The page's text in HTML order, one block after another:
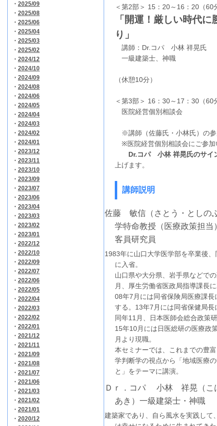
・ 2025/09
・ 2025/08
・ 2025/06
・ 2025/04
・ 2025/03
・ 2025/02
・ 2024/12
・ 2024/10
・ 2024/09
・ 2024/08
・ 2024/06
・ 2024/05
・ 2024/04
・ 2024/03
・ 2024/02
・ 2024/01
・ 2023/12
・ 2023/11
・ 2023/10
・ 2023/09
・ 2023/07
・ 2023/06
・ 2023/04
・ 2023/03
・ 2023/02
・ 2023/01
・ 2022/12
・ 2022/10
・ 2022/09
・ 2022/07
・ 2022/06
・ 2022/05
・ 2022/04
・ 2022/03
・ 2022/02
・ 2022/01
・ 2021/12
・ 2021/11
・ 2021/09
・ 2021/08
・ 2021/07
・ 2021/06
・ 2021/03
・ 2021/02
・ 2021/01
・ 2020/12
＜第2部＞ 15：20～16：20（60
「開運！厳しい時代
り」
講師：Dr.コパ 小林 祥晃氏
一級建築士、神職
（休憩10分）
＜第3部＞ 16：30～17：30（60
医院経営個別相談会
※講師（佐藤氏・小林氏）の
※医院経営個別相談会にご参加
Dr.コパ 小林 祥晃氏のサイ
上げます。
講師説明
佐藤 敏信（さとう・としの
学特命教授（医療政策担当
客員研究員
1983年に山口大学医学部を卒業後
に入省。
山口県や大分県、岩手県などで
月、厚生労働省医政局指導課長
08年7月には同省保険局医療課
する。13年7月には同省保健局
同年11月、日本医師会総合政策
15年10月には日医総研の医療政
月より現職。
本セミナーでは、これまでの豊
学判断学の視点から「地域医療
と」をテーマに講演。
Ｄｒ．コパ 小林 祥晃（こ
あき）一級建築士・神職
建築家であり、自ら風水を実践して